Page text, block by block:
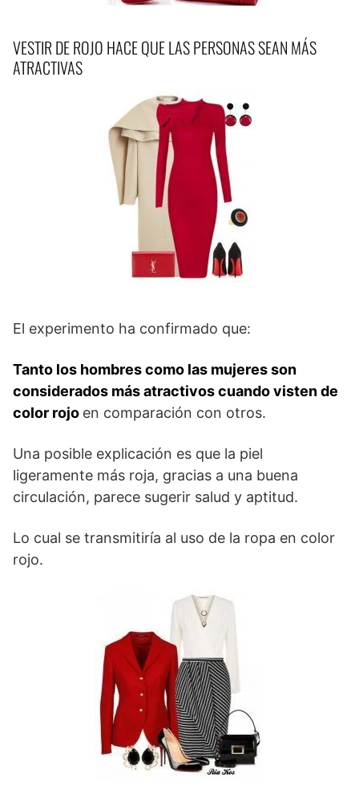
VESTIR DE ROJO HACE QUE LAS PERSONAS SEAN MÁS
ATRACTIVAS
El experimento ha confirmado que:
Tanto los hombres como las mujeres son
considerados más atractivos cuando visten de
color rojo en comparación con otros.
Una posible explicación es que la piel
ligeramente más roja, gracias a una buena
circulación, parece sugerir salud y aptitud.
Lo cual se transmitiría al uso de la ropa en color
rojo.